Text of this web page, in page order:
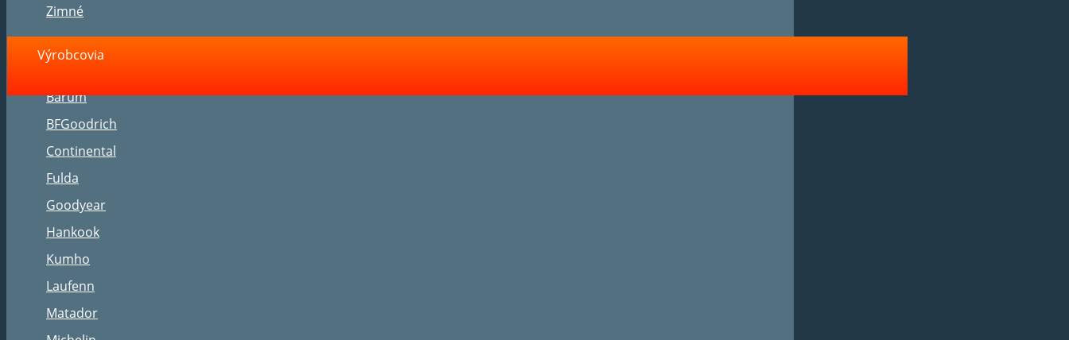
Zimné
Výrobcovia
Barum
BFGoodrich
Continental
Fulda
Goodyear
Hankook
Kumho
Laufenn
Matador